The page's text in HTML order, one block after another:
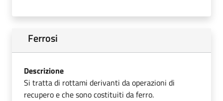
Ferrosi
Descrizione
Si tratta di rottami derivanti da operazioni di
recupero e che sono costituiti da ferro.